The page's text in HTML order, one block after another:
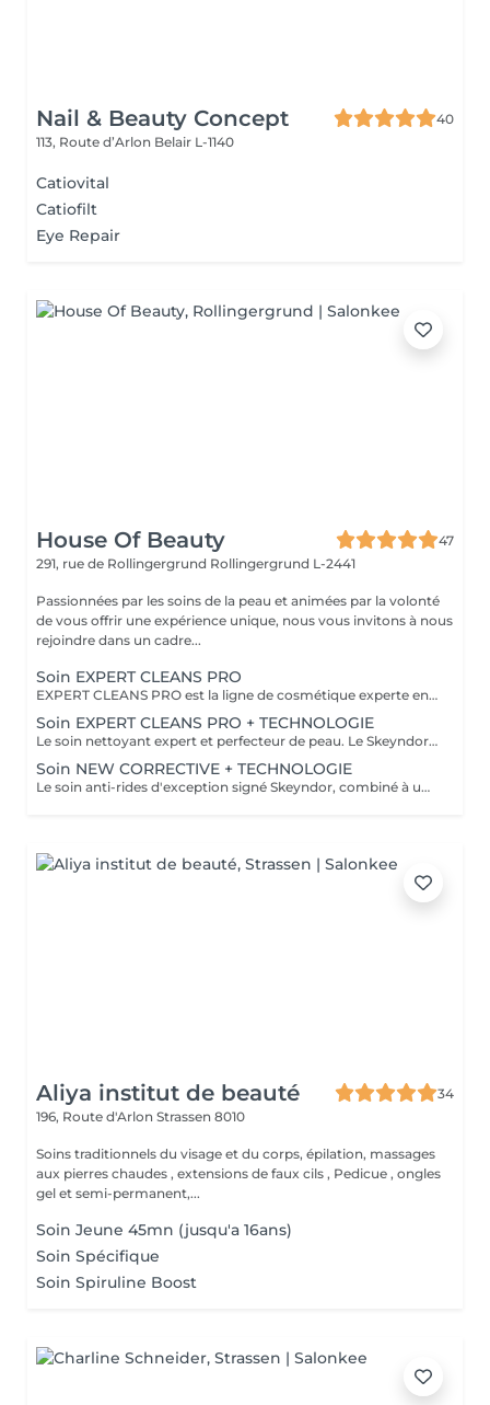
Nail & Beauty Concept
40
113, Route d’Arlon Belair L-1140
Catiovital
Catiofilt
Eye Repair
House Of Beauty
47
291, rue de Rollingergrund Rollingergrund L-2441
Passionnées par les soins de la peau et animées par la volonté
de vous offrir une expérience unique, nous vous invitons à nous
rejoindre dans un cadre...
Soin EXPERT CLEANS PRO
EXPERT CLEANS PRO est la ligne de cosmétique experte en hygiène de la peau pour le visage. Formulée avec des produits qui respectent l'environnement, en plus de prendre soin et de nettoyer en profondeur, Expert Cleans Pro est idéale pour la préparation de la peau avant tout type de soin. Peau 100% propre, douce, lumineuse, soignée et hydratée
Soin EXPERT CLEANS PRO + TECHNOLOGIE
Le soin nettoyant expert et perfecteur de peau. Le Skeyndor Expert Cleanse Pro est un rituel de purification profonde qui élimine les impuretés, détoxifie et rééquilibre la peau sans l'agresser. Associé à une technologie avancée, il devient un véritable soin nettoyant, rénovateur et régénérant : la peau respire, s'illumine et retrouve une texture parfaite. Nettoyage profond et respectueux du microbiome cutané Peau fraîche, douce et éclatante, resserre les pores et affine le grain de peau, stimule la régénération cellulaire et prépare la peau à recevoir les actifs anti-âge ou hydratants. Tous les types de peau, même sensibles Teints ternes, pores dilatés ou peaux asphyxiées En cure ou avant un soin anti-âge pour optimiser les résultats
Soin NEW CORRECTIVE + TECHNOLOGIE
Le soin anti-rides d'exception signé Skeyndor, combiné à une technologie avancée pour des résultats visibles dès la première séance. Inspiré de la médecine esthétique, New Corrective agit sur tous les types de rides (expression, gravité, relâchement) grâce à une combinaison exclusive de peptides, acides hyaluroniques et actifs lissants. En y associant une technologie ciblée, le soin devient un véritable traitement anti-âge global : la peau est repulpée, ferme et éclatante. Idéal pour les peaux matures ou fatiguées, les rides marquées ou les traits relâchés ou avant un événement pour un effet jeunesse immédiat.
Aliya institut de beauté
34
196, Route d'Arlon Strassen 8010
Soins traditionnels du visage et du corps, épilation, massages
aux pierres chaudes , extensions de faux cils , Pedicue , ongles
gel et semi-permanent,...
Soin Jeune 45mn (jusqu'a 16ans)
Soin Spécifique
Soin Spiruline Boost